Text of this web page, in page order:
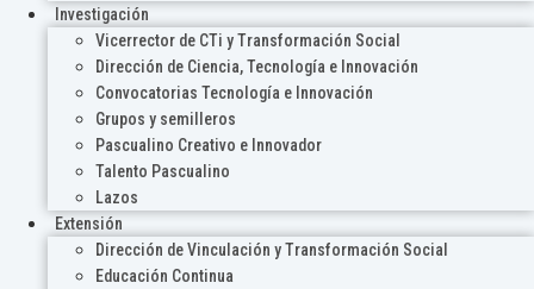
Investigación
Vicerrector de CTi y Transformación Social
Dirección de Ciencia, Tecnología e Innovación
Convocatorias Tecnología e Innovación
Grupos y semilleros
Pascualino Creativo e Innovador
Talento Pascualino
Lazos
Extensión
Dirección de Vinculación y Transformación Social
Educación Continua